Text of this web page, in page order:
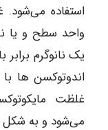
واحد سطح و یا
اندوتوکسن ها
غلظت
می‌شود و به شکل